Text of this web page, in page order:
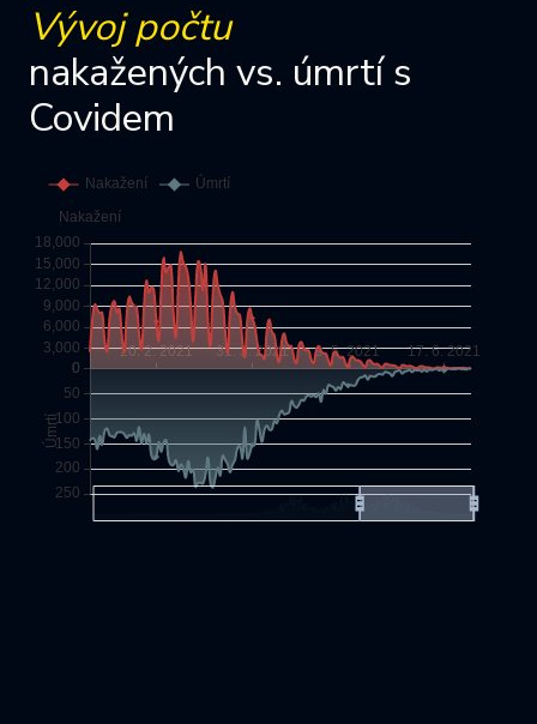
Vývoj počtu
nakažených vs. úmrtí s
Covidem